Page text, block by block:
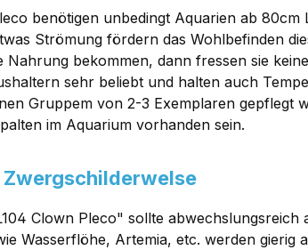
benötigen unbedingt Aquarien ab
Strömung fördern das Wohlbefinden
Nahrung bekommen, dann fressen sie
sehr beliebt und halten auch
Gruppem von 2-3 Exemplaren gepflegt
im Aquarium vorhanden sein.
Zwergschilderwelse
Clown Pleco" sollte
Wasserflöhe, Artemia, etc. werden